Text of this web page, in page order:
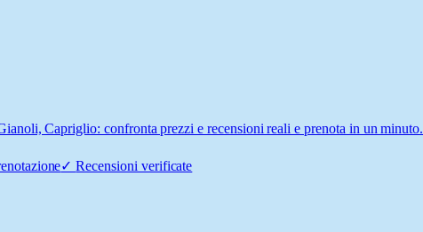
Capriglio: confronta prezzi e recensioni reali e prenota in un minuto.
✓Recensioni verificate